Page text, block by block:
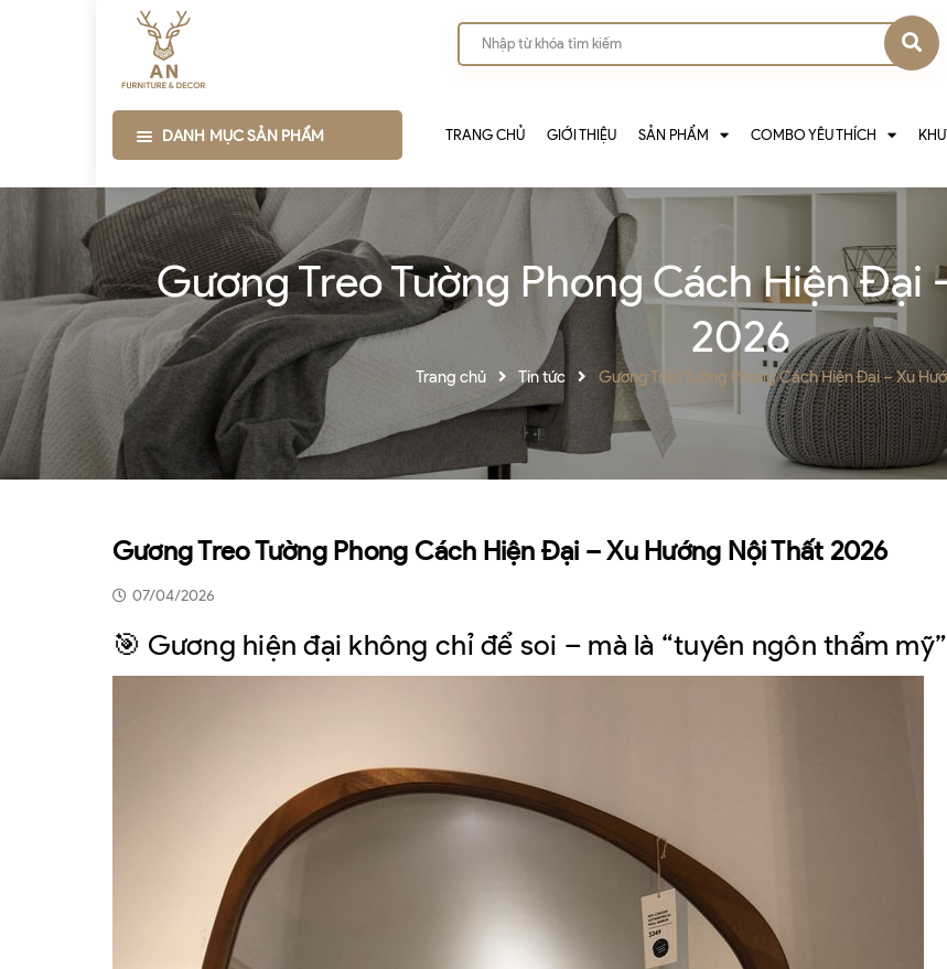
DANH MỤC SẢN PHẨM TRANG CHỦ GIỚI THIỆU SẢN PHẨM COMBO YÊU THÍCH
Gương Treo Tường Phong Cách Hiện Đại
2026
Trang chủ Tin tức Gương Treo Tường Phong Cách Hiện Đại – Xu
Gương Treo Tường Phong Cách Hiện Đại – Xu Hướng Nội Thất 2026
07/04/2026
🎯 Gương hiện đại không chỉ để soi – mà là “tuyên ngôn thẩm mỹ”